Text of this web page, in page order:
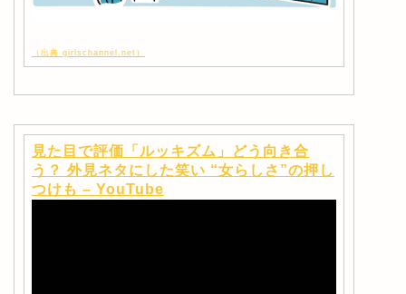
（出典 girlschannel.net）
見た目で評価「ルッキズム」どう向き合
う？ 外見ネタにした笑い “女らしさ”の押し
つけも – YouTube